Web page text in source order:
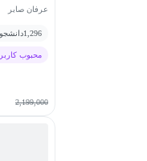
عرفان صابر
1,296دانشجو
محبوب
2,199,000